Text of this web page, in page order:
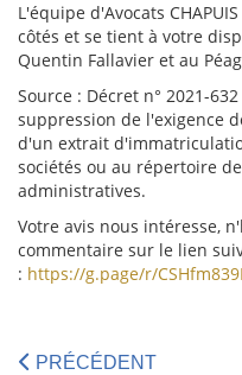
L'équipe d'Avocats
côtés et se tient à votre
Quentin Fallavier et au
Source : Décret n° 2021-
suppression de l'exigence
d'un extrait
sociétés ou au répertoire
administratives.
Votre avis nous intéresse,
commentaire sur le lien
: https://g.page/r/
PRÉCÉDENT